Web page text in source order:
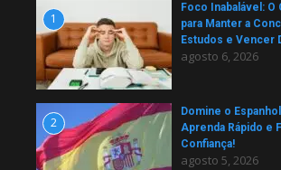
1
Foco Inabalável: O
para Manter a
Estudos e Vencer
agosto 6, 2026
2
Domine o
Aprenda Rápido e
Confiança!
agosto 5, 2026